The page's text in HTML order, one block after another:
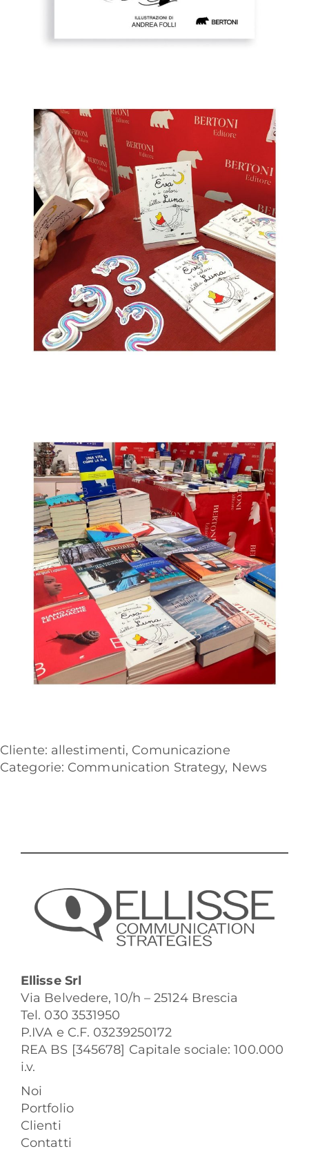
Cliente: allestimenti, Comunicazione
Categorie: Communication Strategy, News
Ellisse Srl
Via Belvedere, 10/h – 25124 Brescia
Tel. 030 3531950
P.IVA e C.F. 03239250172
REA BS [345678] Capitale sociale: 100.000
i.v.
Noi
Portfolio
Clienti
Contatti